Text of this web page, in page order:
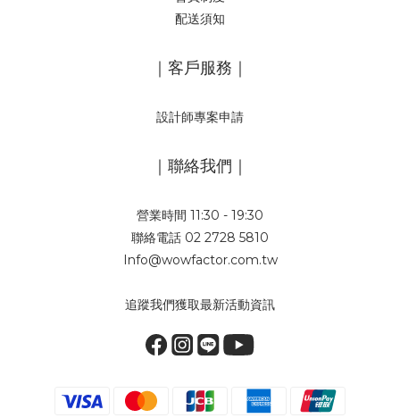
配送須知
｜客戶服務｜
設計師專案申請
｜聯絡我們｜
營業時間 11:30 - 19:30
聯絡電話 02 2728 5810
Info@wowfactor.com.tw
追蹤我們獲取最新活動資訊